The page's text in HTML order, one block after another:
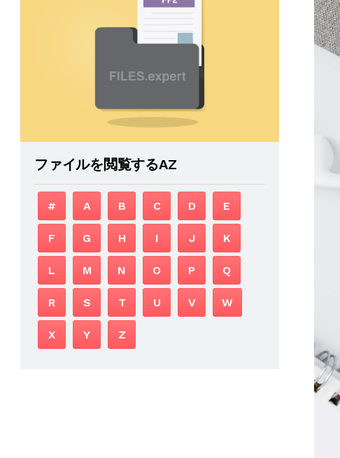
ファイルを閲覧するAZ
# A B C D E
F G H I J K
L M N O P Q
R S T U V W
X Y Z